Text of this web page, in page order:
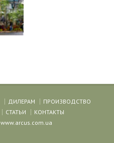
ДИЛЕРАМ
ПРОИЗВОДСТВО
СТАТЬИ
КОНТАКТЫ